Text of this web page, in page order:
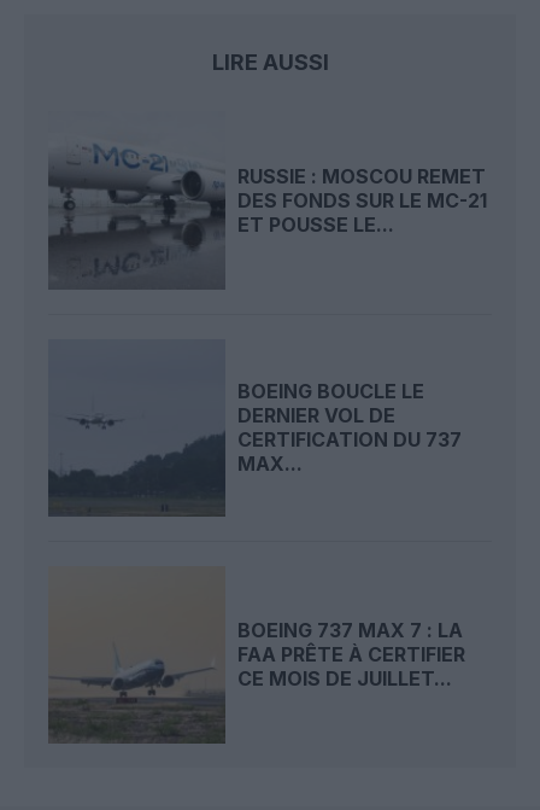
LIRE AUSSI
RUSSIE : MOSCOU REMET
DES FONDS SUR LE MC-21
ET POUSSE LE...
BOEING BOUCLE LE
DERNIER VOL DE
CERTIFICATION DU 737
MAX...
BOEING 737 MAX 7 : LA
FAA PRÊTE À CERTIFIER
CE MOIS DE JUILLET...